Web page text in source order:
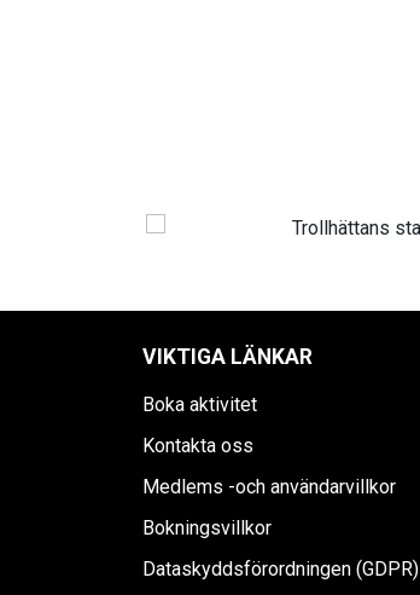
VIKTIGA LÄNKAR
Boka aktivitet
Kontakta oss
Medlems -och användarvillkor
Bokningsvillkor
Dataskyddsförordningen (GDPR)